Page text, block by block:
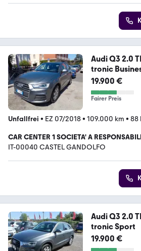
Audi Q3 2.0
tronic
19.900 €
Fairer Preis
Unfallfrei • EZ 07/2018• 109.000 km • 88
CAR CENTER 1 SOCIETA' A RESPONSABILITA' LIMITATA
UNIPERSONALE.
IT-00040 CASTEL GANDOLFO
Audi Q3 2.0
tronic Sport
19.900 €